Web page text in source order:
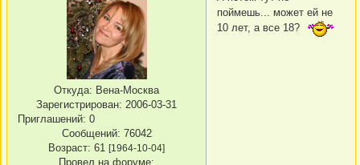
Откуда: Вена-Москва
Зарегистрирован: 2006-03-31
Приглашений: 0
Сообщений: 76042
Возраст: 61 [1964-10-04]
Провел на форуме:
поймешь... может ей не
10 лет, а все 18?